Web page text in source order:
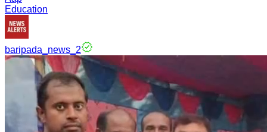
Education
baripada_news_2